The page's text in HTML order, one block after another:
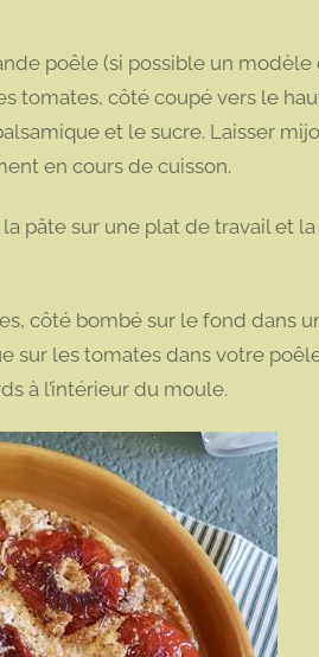
poêle (si possible un modèle
tomates, côté coupé vers le
et le sucre. Laisser
en cours de cuisson.
pâte sur une plat de travail et
côté bombé sur le fond dans
sur les tomates dans votre
à l’intérieur du moule.